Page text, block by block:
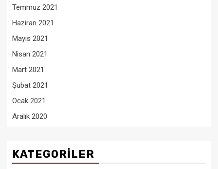
Temmuz 2021
Haziran 2021
Mayıs 2021
Nisan 2021
Mart 2021
Şubat 2021
Ocak 2021
Aralık 2020
KATEGORILER